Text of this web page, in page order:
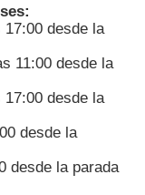
desde la
11:00 desde la
desde la
desde la
desde la parada